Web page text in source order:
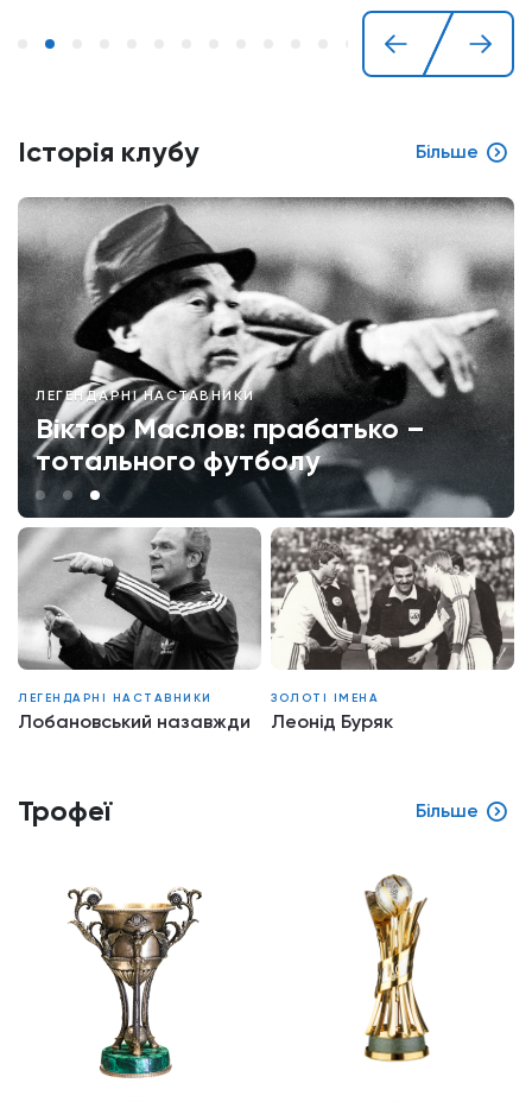
Історія клубу Більше
ЛЕГЕНДАРНІ НАСТАВНИКИ
Віктор Маслов: прабатько –
тотального футболу
ЛЕГЕНДАРНІ НАСТАВНИКИ
Лобановський назавжди
ЗОЛОТІ ІМЕНА
Леонід Буряк
Трофеї Більше